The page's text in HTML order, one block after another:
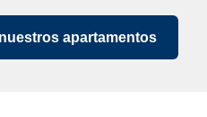
apartamentos